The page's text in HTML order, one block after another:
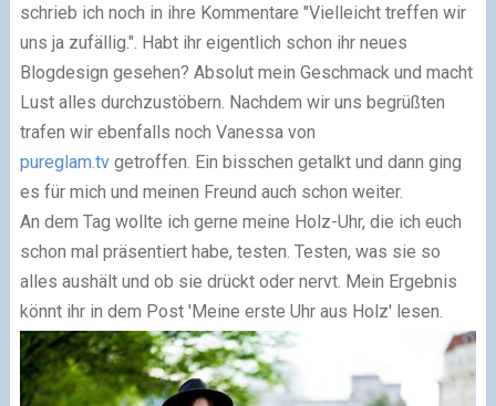
schrieb ich noch in ihre Kommentare "Vielleicht treffen wir
uns ja zufällig.". Habt ihr eigentlich schon ihr neues
Blogdesign gesehen? Absolut mein Geschmack und macht
Lust alles durchzustöbern. Nachdem wir uns begrüßten
trafen wir ebenfalls noch Vanessa von
pureglam.tvgetroffen. Ein bisschen getalkt und dann ging
es für mich und meinen Freund auch schon weiter.
An dem Tag wollte ich gerne meine Holz-Uhr, die ich euch
schon mal präsentiert habe, testen. Testen, was sie so
alles aushält und ob sie drückt oder nervt. Mein Ergebnis
könnt ihr in dem Post 'Meine erste Uhr aus Holz' lesen.